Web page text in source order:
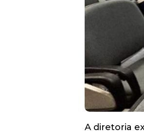
A diretoria